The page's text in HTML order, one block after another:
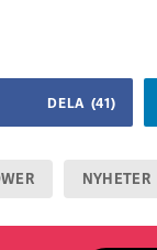
DELA (41)
NYHETER